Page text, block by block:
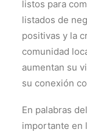
listos para
listados de
positivas y la
comunidad
aumentan su
su conexión
En palabras
importante en